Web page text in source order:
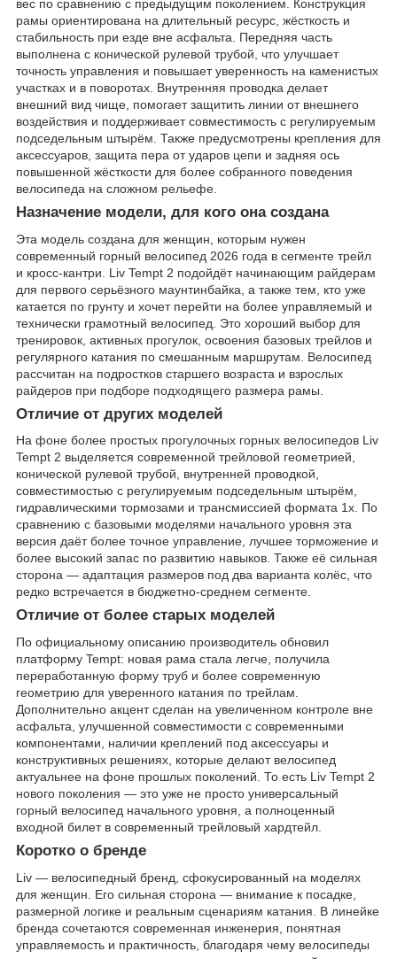
вес по сравнению с предыдущим поколением. Конструкция
рамы ориентирована на длительный ресурс, жёсткость и
стабильность при езде вне асфальта. Передняя часть
выполнена с конической рулевой трубой, что улучшает
точность управления и повышает уверенность на каменистых
участках и в поворотах. Внутренняя проводка делает
внешний вид чище, помогает защитить линии от внешнего
воздействия и поддерживает совместимость с регулируемым
подседельным штырём. Также предусмотрены крепления для
аксессуаров, защита пера от ударов цепи и задняя ось
повышенной жёсткости для более собранного поведения
велосипеда на сложном рельефе.
Назначение модели, для кого она создана
Эта модель создана для женщин, которым нужен
современный горный велосипед 2026 года в сегменте трейл
и кросс-кантри. Liv Tempt 2 подойдёт начинающим райдерам
для первого серьёзного маунтинбайка, а также тем, кто уже
катается по грунту и хочет перейти на более управляемый и
технически грамотный велосипед. Это хороший выбор для
тренировок, активных прогулок, освоения базовых трейлов и
регулярного катания по смешанным маршрутам. Велосипед
рассчитан на подростков старшего возраста и взрослых
райдеров при подборе подходящего размера рамы.
Отличие от других моделей
На фоне более простых прогулочных горных велосипедов Liv
Tempt 2 выделяется современной трейловой геометрией,
конической рулевой трубой, внутренней проводкой,
совместимостью с регулируемым подседельным штырём,
гидравлическими тормозами и трансмиссией формата 1x. По
сравнению с базовыми моделями начального уровня эта
версия даёт более точное управление, лучшее торможение и
более высокий запас по развитию навыков. Также её сильная
сторона — адаптация размеров под два варианта колёс, что
редко встречается в бюджетно-среднем сегменте.
Отличие от более старых моделей
По официальному описанию производитель обновил
платформу Tempt: новая рама стала легче, получила
переработанную форму труб и более современную
геометрию для уверенного катания по трейлам.
Дополнительно акцент сделан на увеличенном контроле вне
асфальта, улучшенной совместимости с современными
компонентами, наличии креплений под аксессуары и
конструктивных решениях, которые делают велосипед
актуальнее на фоне прошлых поколений. То есть Liv Tempt 2
нового поколения — это уже не просто универсальный
горный велосипед начального уровня, а полноценный
входной билет в современный трейловый хардтейл.
Коротко о бренде
Liv — велосипедный бренд, сфокусированный на моделях
для женщин. Его сильная сторона — внимание к посадке,
размерной логике и реальным сценариям катания. В линейке
бренда сочетаются современная инженерия, понятная
управляемость и практичность, благодаря чему велосипеды